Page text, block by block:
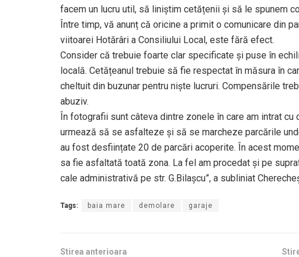
facem un lucru util, să liniștim cetățenii și să le spunem
Între timp, vă anunț că oricine a primit o comunicare din
viitoarei Hotărâri a Consiliului Local, este fără efect.
Consider că trebuie foarte clar specificate și puse în
locală. Cetățeanul trebuie să fie respectat în măsura în
cheltuit din buzunar pentru niște lucruri. Compensările
abuziv.
În fotografii sunt câteva dintre zonele în care am intrat
urmează să se asfalteze și să se marcheze parcările
au fost desființate 20 de parcări acoperite. În acest
sa fie asfaltată toată zona. La fel am procedat și pe
cale administrativă pe str. G.Bilașcu”, a subliniat
Tags: baia mare demolare garaje
Stirea anterioara